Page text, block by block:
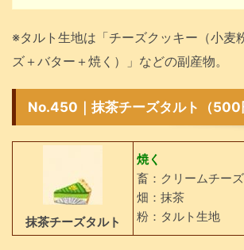
※タルト生地は「チーズクッキー（小麦
ズ＋バター＋焼く）」などの副産物。
No.450｜抹茶チーズタルト（500
抹茶チーズタルト
焼く
畜：クリームチーズ
畑：抹茶
粉：タルト生地